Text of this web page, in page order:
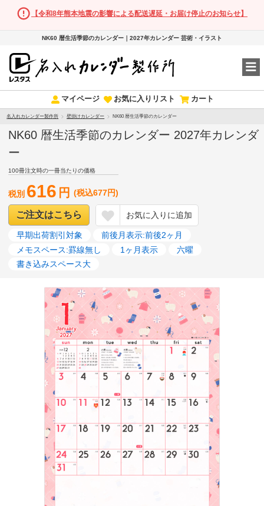
【令和8年熊本地震の影響による配送遅延・お届け停止のお知らせ】
NK60 暦生活季節のカレンダー｜2027年カレンダー 芸術・イラスト
マイページ お気に入りリスト カート
名入れカレンダー製作所 壁掛けカレンダー NK60 暦生活季節のカレンダー
NK60 暦生活季節のカレンダー 2027年カレンダ
ー
100冊注文時の一冊当たりの価格
税別 616 円 (税込677円)
ご注文はこちら お気に入りに追加
早期出荷割引対象
前後月表示:前後2ヶ月
メモスペース:罫線無し
1ヶ月表示
六曜
書き込みスペース大